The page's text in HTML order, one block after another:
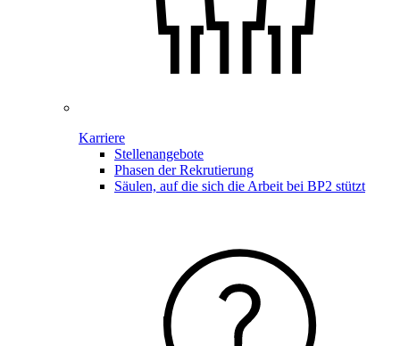
Karriere
Stellenangebote
Phasen der Rekrutierung
Säulen, auf die sich die Arbeit bei BP2 stützt